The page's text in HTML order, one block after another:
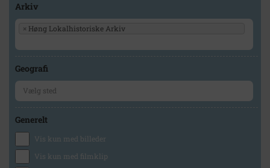
Arkiv
× Høng Lokalhistoriske Arkiv
Geografi
Generelt
Vis kun med billeder
Vis kun med filmklip